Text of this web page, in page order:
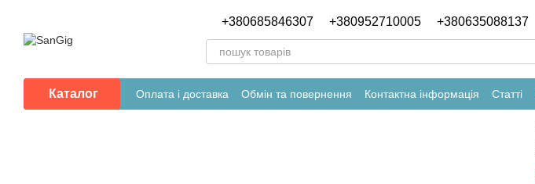
+380685846307 +380952710005 +380635088137
Каталог Оплата і доставка Обмін та повернення Контактна інформація Статті